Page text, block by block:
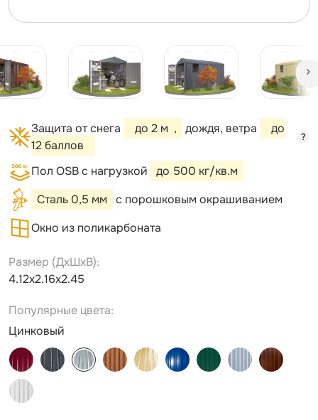
Защита от снега до 2 м , дождя, ветра
до
12 баллов
?
Пол OSB с нагрузкой
до 500 кг/кв.м
Сталь 0,5 мм
с порошковым окрашиванием
Окно из поликарбоната
Размер (ДxШxВ):
4.12х2.16х2.45
Популярные цвета:
Цинковый